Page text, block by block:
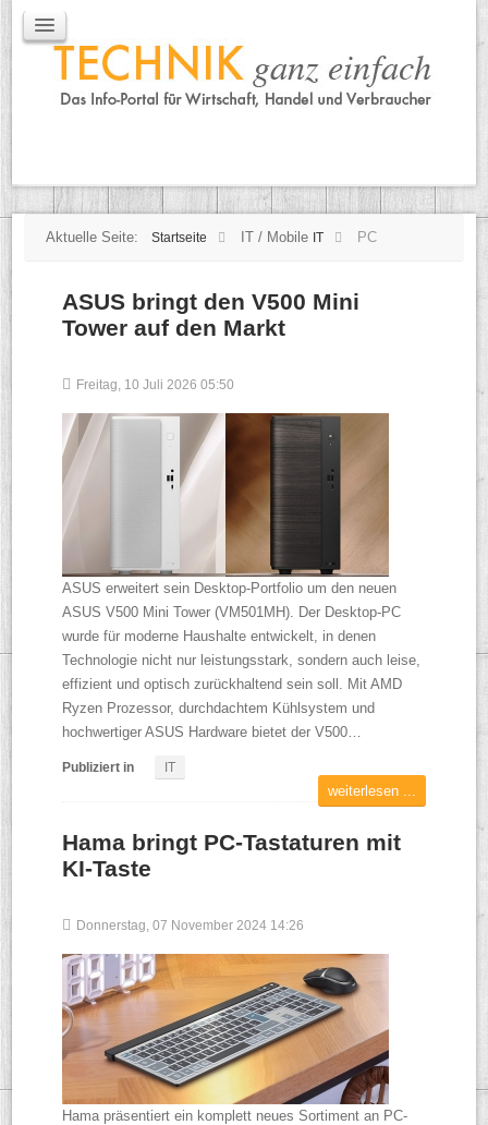
Mobile
IT
TK
Aktuelle Seite: Startseite IT / Mobile IT PC
ASUS bringt den V500 Mini
Tower auf den Markt
Freitag, 10 Juli 2026 05:50
ASUS erweitert sein Desktop-Portfolio um den neuen
ASUS V500 Mini Tower (VM501MH). Der Desktop-PC
wurde für moderne Haushalte entwickelt, in denen
Technologie nicht nur leistungsstark, sondern auch leise,
effizient und optisch zurückhaltend sein soll. Mit AMD
Ryzen Prozessor, durchdachtem Kühlsystem und
hochwertiger ASUS Hardware bietet der V500…
Publiziert in IT
weiterlesen ...
Hama bringt PC-Tastaturen mit
KI-Taste
Donnerstag, 07 November 2024 14:26
Hama präsentiert ein komplett neues Sortiment an PC-